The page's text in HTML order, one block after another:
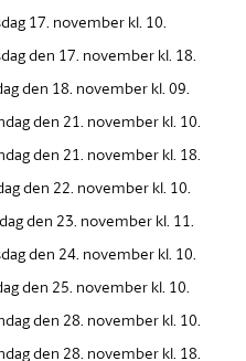
17. november kl. 10.
den 17. november kl. 18.
den 18. november kl. 09.
den 21. november kl. 10.
den 21. november kl. 18.
den 22. november kl. 10.
den 23. november kl. 11.
den 24. november kl. 10.
den 25. november kl. 10.
den 28. november kl. 10.
den 28. november kl. 18.